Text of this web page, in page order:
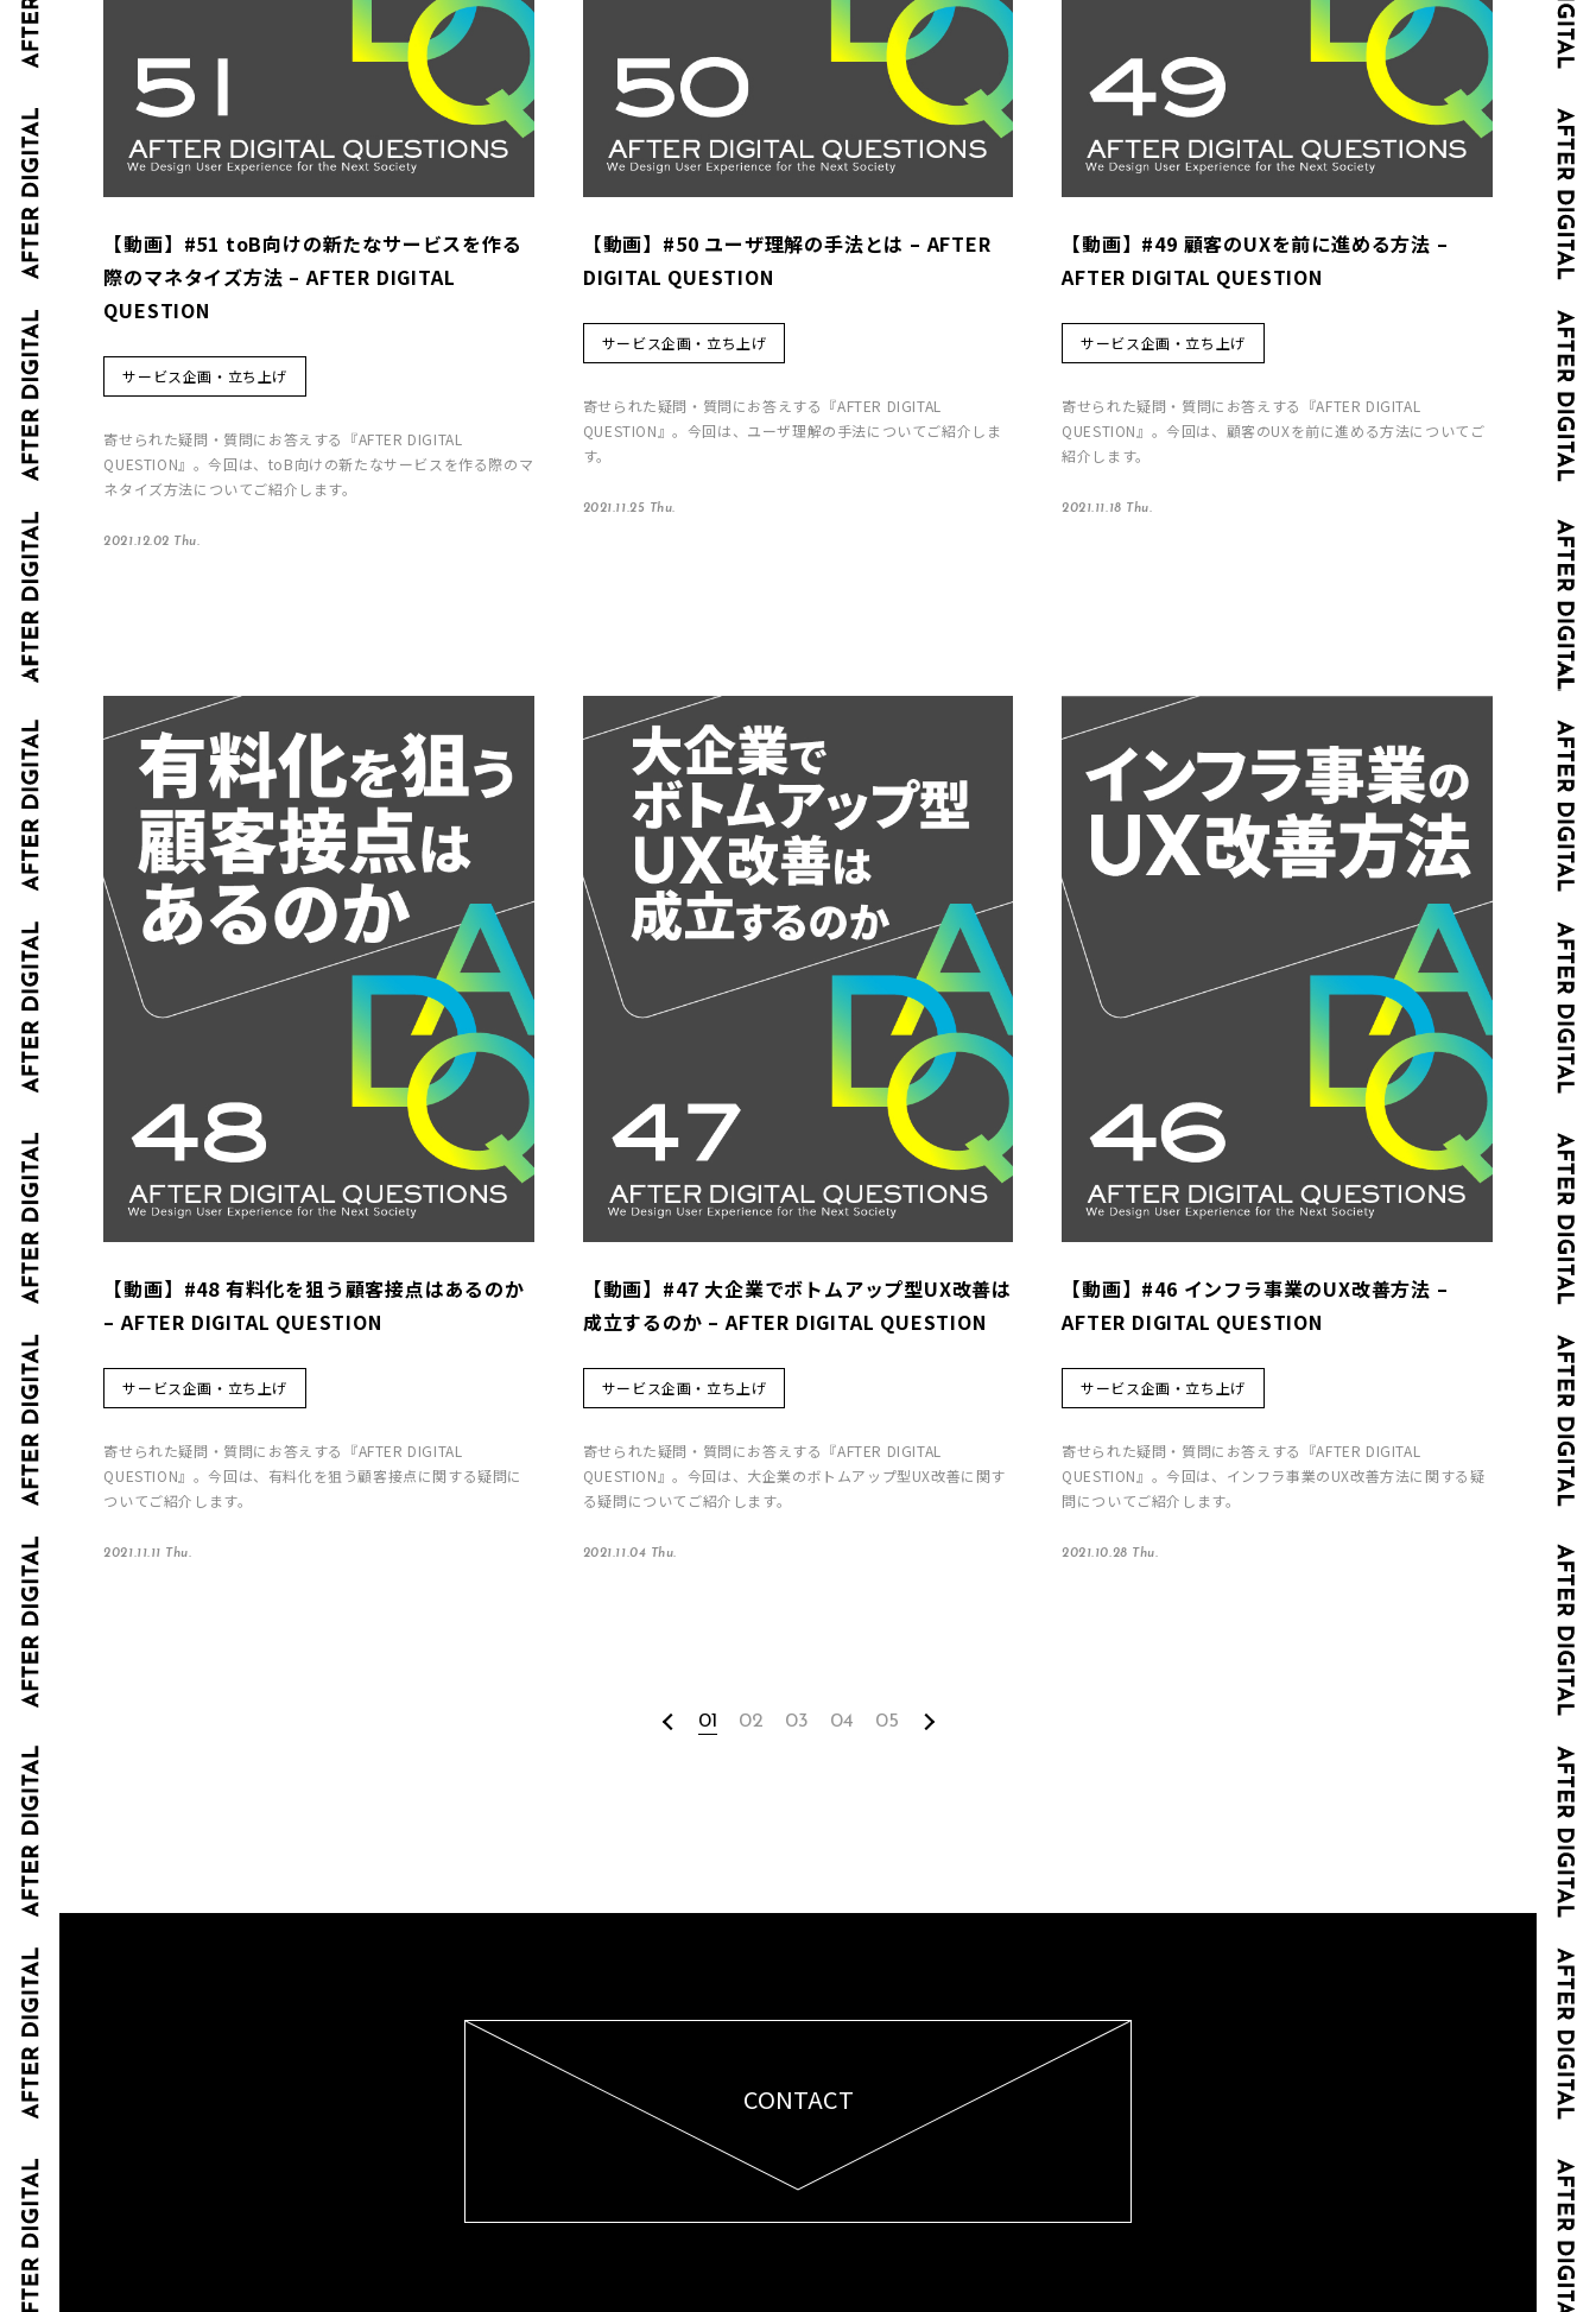
【動画】#51 toB向けの新たなサービスを作る
際のマネタイズ方法 – AFTER DIGITAL
QUESTION
サービス企画・立ち上げ
寄せられた疑問・質問にお答えする『AFTER DIGITAL
QUESTION』。今回は、toB向けの新たなサービスを作る際のマ
ネタイズ方法についてご紹介します。
2021.12.02 Thu.
【動画】#50 ユーザ理解の手法とは – AFTER
DIGITAL QUESTION
サービス企画・立ち上げ
寄せられた疑問・質問にお答えする『AFTER DIGITAL
QUESTION』。今回は、ユーザ理解の手法についてご紹介しま
す。
2021.11.25 Thu.
【動画】#49 顧客のUXを前に進める方法 –
AFTER DIGITAL QUESTION
サービス企画・立ち上げ
寄せられた疑問・質問にお答えする『AFTER DIGITAL
QUESTION』。今回は、顧客のUXを前に進める方法についてご
紹介します。
2021.11.18 Thu.
【動画】#48 有料化を狙う顧客接点はあるのか
– AFTER DIGITAL QUESTION
サービス企画・立ち上げ
寄せられた疑問・質問にお答えする『AFTER DIGITAL
QUESTION』。今回は、有料化を狙う顧客接点に関する疑問に
ついてご紹介します。
2021.11.11 Thu.
【動画】#47 大企業でボトムアップ型UX改善は
成立するのか – AFTER DIGITAL QUESTION
サービス企画・立ち上げ
寄せられた疑問・質問にお答えする『AFTER DIGITAL
QUESTION』。今回は、大企業のボトムアップ型UX改善に関す
る疑問についてご紹介します。
2021.11.04 Thu.
【動画】#46 インフラ事業のUX改善方法 –
AFTER DIGITAL QUESTION
サービス企画・立ち上げ
寄せられた疑問・質問にお答えする『AFTER DIGITAL
QUESTION』。今回は、インフラ事業のUX改善方法に関する疑
問についてご紹介します。
2021.10.28 Thu.
01 02 03 04 05
お問い合わせはこちら
CONTACT